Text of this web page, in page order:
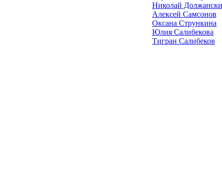
Николай
Алексей Самсонов
Оксана Стрункина
Юлия Салибекова
Тигран Салибеков